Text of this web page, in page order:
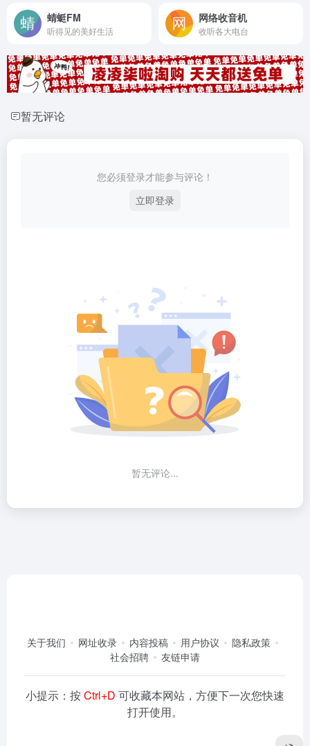
蜻蜓FM
听得见的美好生活
网络收音机
收听各大电台
暂无评论
您必须登录才能参与评论！
立即登录
暂无评论...
关于我们 网址收录 内容投稿 用户协议
隐私政策
社会招聘
友链申请
小提示：按Ctrl+D 可收藏本网站，方便下一次您快速
打开使用。